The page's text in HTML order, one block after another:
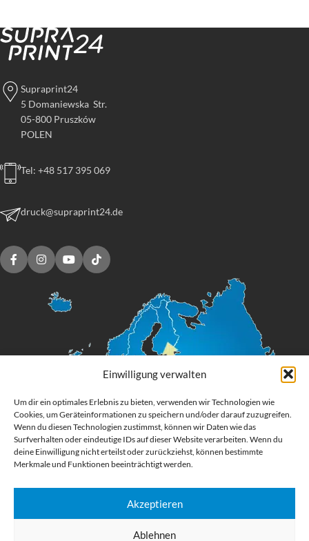
Einwilligung verwalten
Um dir ein optimales Erlebnis zu bieten, verwenden wir Technologien wie
Cookies, um Geräteinformationen zu speichern und/oder darauf zuzugreifen.
Wenn du diesen Technologien zustimmst, können wir Daten wie das
Surfverhalten oder eindeutige IDs auf dieser Website verarbeiten. Wenn du
deine Einwilligung nicht erteilst oder zurückziehst, können bestimmte
Merkmale und Funktionen beeinträchtigt werden.
Akzeptieren
Ablehnen
Supraprint24
5 Domaniewska Str.
05-800 Pruszków
POLEN
Tel: +48 517 395 069
druck@supraprint24.de
Digital Großformatdruck